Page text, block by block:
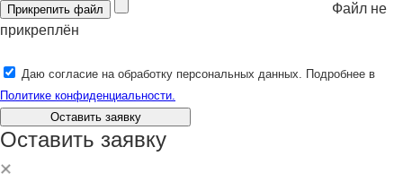
Прикрепить файл
Файл не
прикреплён
Даю согласие на обработку персональных данных. Подробнее в
Политике конфиденциальности.
Оставить заявку
Оставить заявку